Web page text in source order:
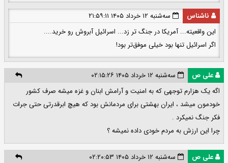
ناشناس
سه‌شنبه ۱۲ خرداد ۱۴۰۵ ۲۱:۵۹:۱۱
این واقعیته... آمریکا در جنگ تر زد... اسرائیل آبروش رو خرید....
اگر اسرائیل تنها بود خیلی موفق‌‎تر بود!
علی ص
سه‌شنبه ۱۲ خرداد ۱۴۰۵ ۰۲:۱۵:۲۶
اگه یک هزارم توجهی که به امنیت و آرامش ابنان و غزه میشه صرف کشور
خودمون میشد ، ایران بهشتی برای مردمانش بود که هیچ ابرقدرتی حتی جرات
فکر جنگ نمیکرد .
چرا این ارزش به مردم خودی داده نمیشه ؟
علی ص
سه‌شنبه ۱۲ خرداد ۱۴۰۵ ۰۲:۲۰:۵۳